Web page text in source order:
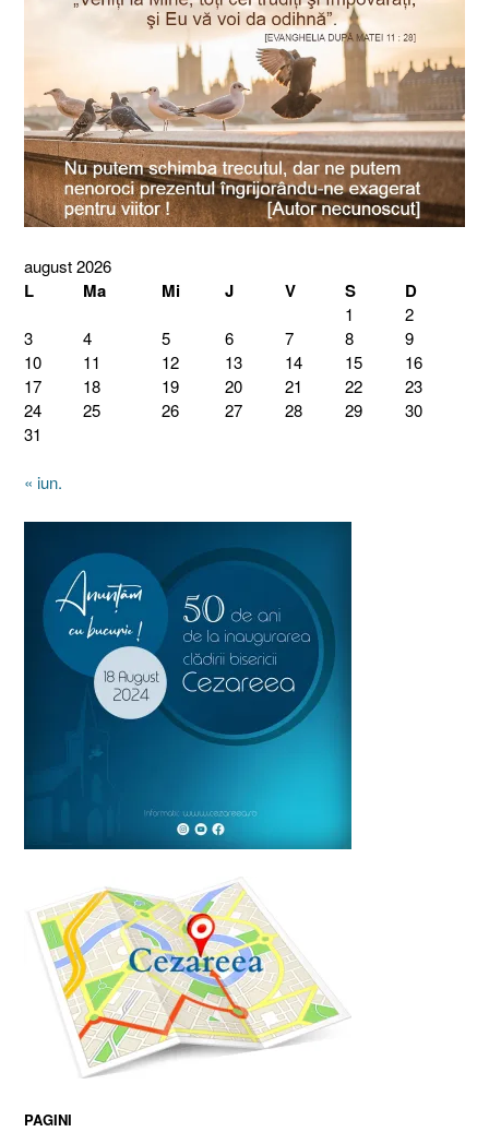
august 2026
L Ma Mi J V S D
1
2
3
4 5 6 7 8
9
10
11 12 13 14 15
16
17
18 19 20 21 22
23
24
25 26 27 28 29
30
31
« iun.
PAGINI